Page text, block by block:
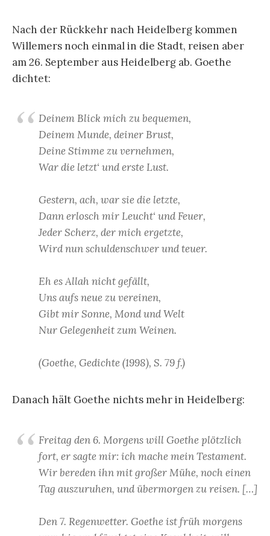
Nach der Rückkehr nach Heidelberg kommen
Willemers noch einmal in die Stadt, reisen aber
am 26. September aus Heidelberg ab. Goethe
dichtet:
Deinem Blick mich zu bequemen,
Deinem Munde, deiner Brust,
Deine Stimme zu vernehmen,
War die letzt‘ und erste Lust.
Gestern, ach, war sie die letzte,
Dann erlosch mir Leucht‘ und Feuer,
Jeder Scherz, der mich ergetzte,
Wird nun schuldenschwer und teuer.
Eh es Allah nicht gefällt,
Uns aufs neue zu vereinen,
Gibt mir Sonne, Mond und Welt
Nur Gelegenheit zum Weinen.
(Goethe, Gedichte (1998), S. 79 f.)
Danach hält Goethe nichts mehr in Heidelberg:
Freitag den 6. Morgens will Goethe plötzlich
fort, er sagte mir: ich mache mein Testament.
Wir bereden ihn mit großer Mühe, noch einen
Tag auszuruhen, und übermorgen zu reisen. […]
Den 7. Regenwetter. Goethe ist früh morgens